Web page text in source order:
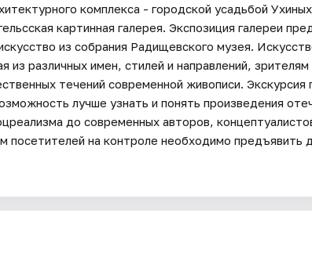
комплекса - городской усадьбой
картинная галерея. Экспозиция галереи
из собрания Радищевского музея.
из различных имен, стилей и направлений,
течений современной живописи. Экскурсия
лучше узнать и понять произведения
до современных авторов,
посетителей на контроле необходимо предъявить